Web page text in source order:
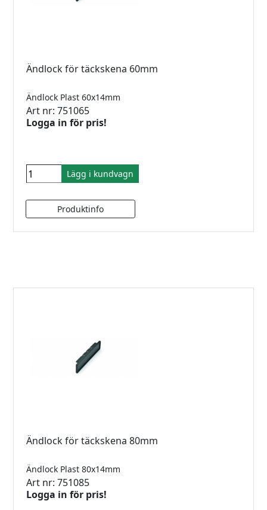
Ändlock för täckskena 60mm
Ändlock Plast 60x14mm
Art nr: 751065
Logga in för pris!
Lägg i kundvagn
Ändlock för täckskena 80mm
Ändlock Plast 80x14mm
Art nr: 751085
Logga in för pris!